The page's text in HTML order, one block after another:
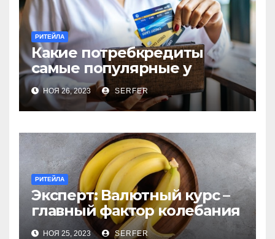
РИТЕЙЛА
Какие потребкредиты
самые популярные у
россиян?
НОЯ 26, 2023 SERFER
РИТЕЙЛА
Эксперт: Валютный курс –
главный фактор колебания
цен на бананы в РФ
НОЯ 25, 2023 SERFER